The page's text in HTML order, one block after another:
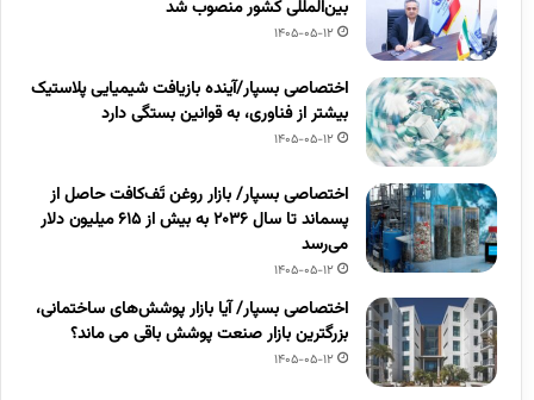
بین‌المللی کشور منصوب شد
1405-05-12
اختصاصی بسپار/آینده بازیافت شیمیایی پلاستیک
بیشتر از فناوری، به قوانین بستگی دارد
1405-05-12
اختصاصی بسپار/ بازار روغن تَف‌کافت حاصل از
پسماند تا سال ۲۰۳۶ به بیش از ۶۱۵ میلیون دلار
می‌رسد
1405-05-12
اختصاصی بسپار/ آیا بازار پوشش‌های ساختمانی،
بزرگترین بازار صنعت پوشش باقی می ماند؟
1405-05-12